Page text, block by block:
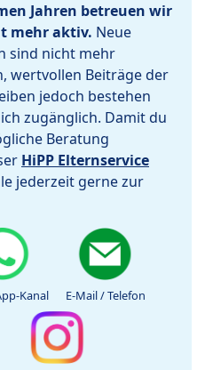
Jahren betreuen wir
mehr aktiv. Neue
sind nicht mehr
wertvollen Beiträge der
jedoch bestehen
zugänglich. Damit du
Beratung
HiPP Elternservice
jederzeit gerne zur
Kanal E-Mail / Telefon